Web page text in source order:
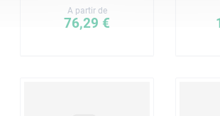
A partir de
76,29 €